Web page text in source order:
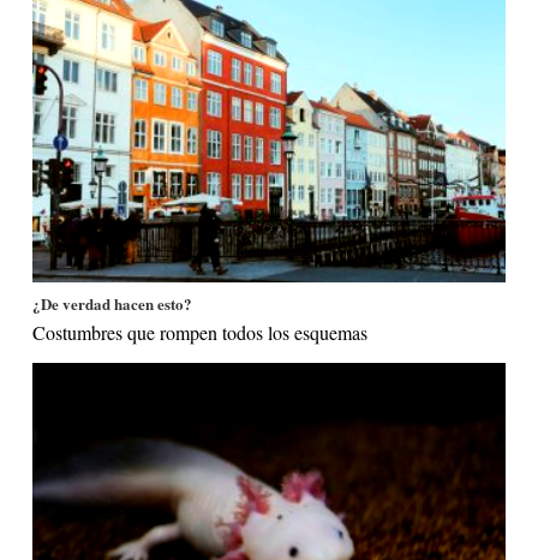
¿De verdad hacen esto?
Costumbres que rompen todos los esquemas